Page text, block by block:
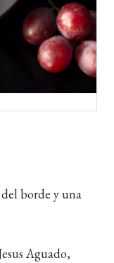
borde y una
Aguado,